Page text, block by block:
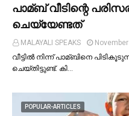
പാമ്ബ് വീടിന്റെ
ചെയ്യേണ്ടത്
MALAYALI SPEAKS
വീട്ടില്‍ നിന്ന് പാമ്ബിനെ
ചെയ്തിട്ടുണ്ട്. കി…
POPULAR-ARTICLES